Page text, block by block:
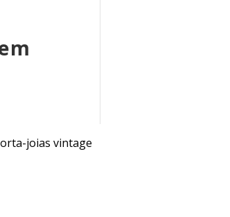
joias vintage